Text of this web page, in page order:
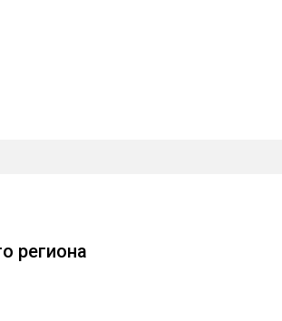
региона